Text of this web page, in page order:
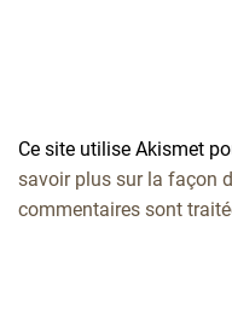
Ce site utilise Akismet
savoir plus sur la façon
commentaires sont